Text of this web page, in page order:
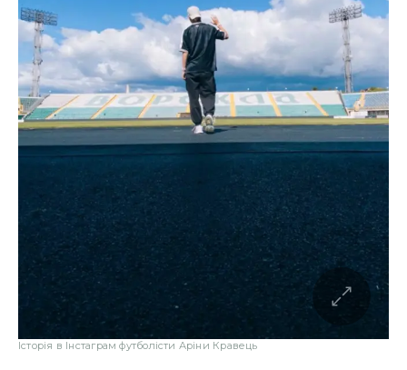
Історія в Інстаграм футболісти Аріни Кравець